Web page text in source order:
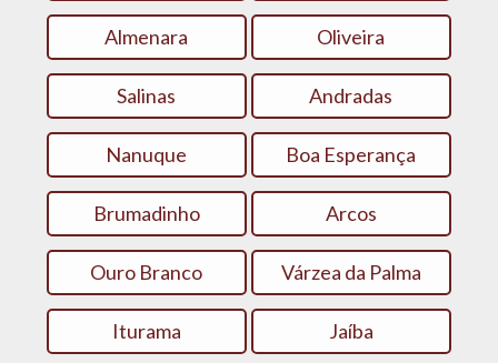
Almenara Oliveira
Salinas Andradas
Nanuque Boa Esperança
Brumadinho Arcos
Ouro Branco Várzea da Palma
Iturama Jaíba